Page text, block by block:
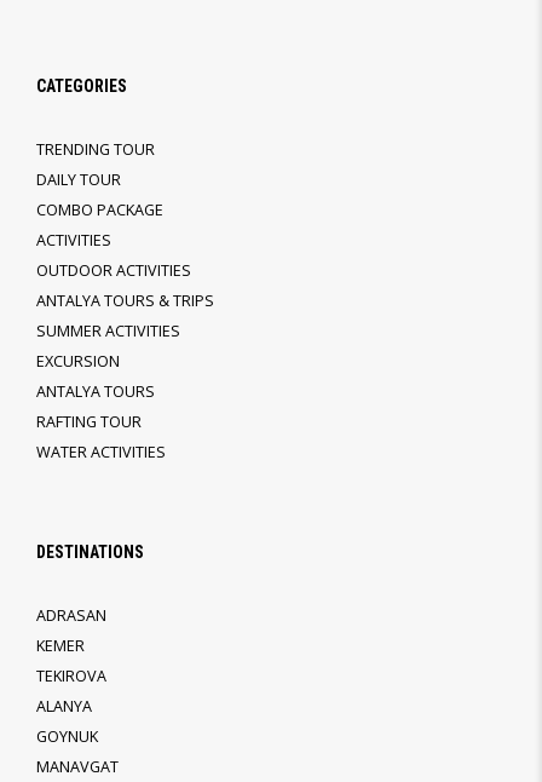
CATEGORIES
TRENDING TOUR
DAILY TOUR
COMBO PACKAGE
ACTIVITIES
OUTDOOR ACTIVITIES
ANTALYA TOURS & TRIPS
SUMMER ACTIVITIES
EXCURSION
ANTALYA TOURS
RAFTING TOUR
WATER ACTIVITIES
DESTINATIONS
ADRASAN
KEMER
TEKIROVA
ALANYA
GOYNUK
MANAVGAT